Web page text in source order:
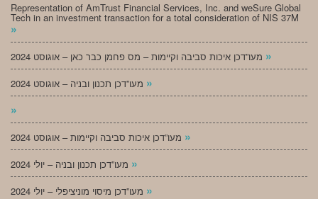
Representation of AmTrust Financial Services, Inc. and weSure Global
Tech in an investment transaction for a total consideration of NIS 37M
»
»
»
»
»
»
»